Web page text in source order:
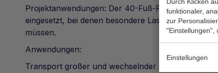
Projektanwendungen: Der 40-Fuß-Flat-Rack-
eingesetzt, bei denen besondere Lasten und
müssen.
Anwendungen:
Transport großer und wechselnder Lasten
funktionaler,
zur
"Einstellungen",
Einstellungen